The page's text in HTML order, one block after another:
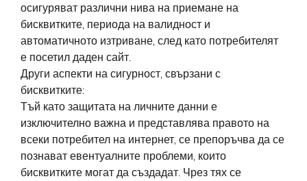
осигуряват различни нива на приемане на
бисквитките, периода на валидност и
автоматичното изтриване, след като потребителят
е посетил даден сайт.
Други аспекти на сигурност, свързани с
бисквитките:
Тъй като защитата на личните данни е
изключително важна и представлява правото на
всеки потребител на интернет, се препоръчва да се
познават евентуалните проблеми, които
бисквитките могат да създадат. Чрез тях се